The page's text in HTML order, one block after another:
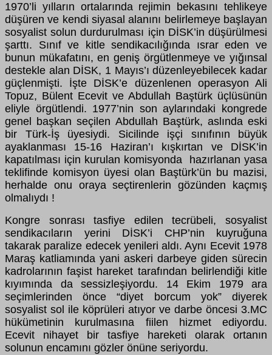
1970’li yılların ortalarında rejimin bekasını tehlikeye
düşüren ve kendi siyasal alanını belirlemeye başlayan
sosyalist solun durdurulması için DİSK’in düşürülmesi
şarttı. Sınıf ve kitle sendikacılığında ısrar eden ve
bunun mükafatını, en geniş örgütlenmeye ve yığınsal
destekle alan DİSK, 1 Mayıs’ı düzenleyebilecek kadar
güçlenmişti. İşte DİSK’e düzenlenen operasyon Ali
Topuz, Bülent Ecevit ve Abdullah Baştürk üçlüsünün
eliyle örgütlendi. 1977’nin son aylarındaki kongrede
genel başkan seçilen Abdullah Baştürk, aslında eski
bir Türk-İş üyesiydi. Sicilinde işçi sınıfının büyük
ayaklanması 15-16 Haziran’ı kışkırtan ve DİSK’in
kapatılması için kurulan komisyonda hazırlanan yasa
teklifinde komisyon üyesi olan Baştürk’ün bu mazisi,
herhalde onu oraya seçtirenlerin gözünden kaçmış
olmalıydı !
Kongre sonrası tasfiye edilen tecrübeli, sosyalist
sendikacıların yerini DİSK’i CHP’nin kuyruğuna
takarak paralize edecek yenileri aldı. Aynı Ecevit 1978
Maraş katliamında yani askeri darbeye giden sürecin
kadrolarının faşist hareket tarafından belirlendiği kitle
kıyımında da sessizleşiyordu. 14 Ekim 1979 ara
seçimlerinden önce “diyet borcum yok” diyerek
sosyalist sol ile köprüleri atıyor ve darbe öncesi 3.MC
hükümetinin kurulmasına fiilen hizmet ediyordu.
Ecevit nihayet bir tasfiye hareketi olarak ortanın
solunun encamını gözler önüne seriyordu.